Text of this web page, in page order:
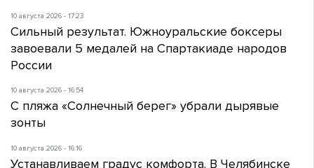
10 августа 2026 - 17:23
Сильный результат. Южноуральские боксеры
завоевали 5 медалей на Спартакиаде народов
России
10 августа 2026 - 16:54
С пляжа «Солнечный берег» убрали дырявые
зонты
10 августа 2026 - 16:16
Устанавливаем градус комфорта. В Челябинске